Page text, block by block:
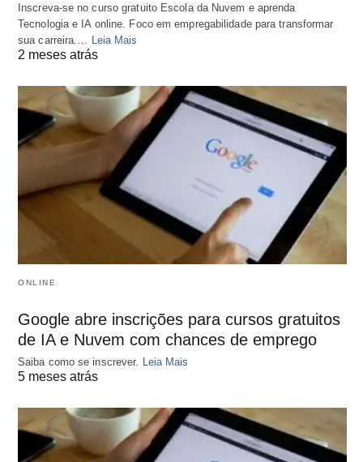
Inscreva-se no curso gratuito Escola da Nuvem e aprenda
Tecnologia e IA online. Foco em empregabilidade para transformar
sua carreira.… Leia Mais
2 meses atrás
ONLINE
Google abre inscrições para cursos gratuitos
de IA e Nuvem com chances de emprego
Saiba como se inscrever. Leia Mais
5 meses atrás